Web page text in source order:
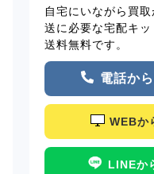
自宅にいながら買
送に必要な宅配キ
送料無料です。
電話か
WEBか
LINEか